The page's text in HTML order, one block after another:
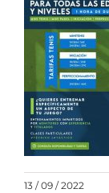
13 / 09 / 2022